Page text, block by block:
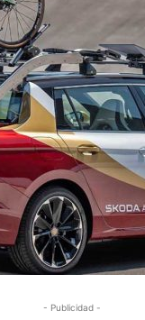
- Publicidad -